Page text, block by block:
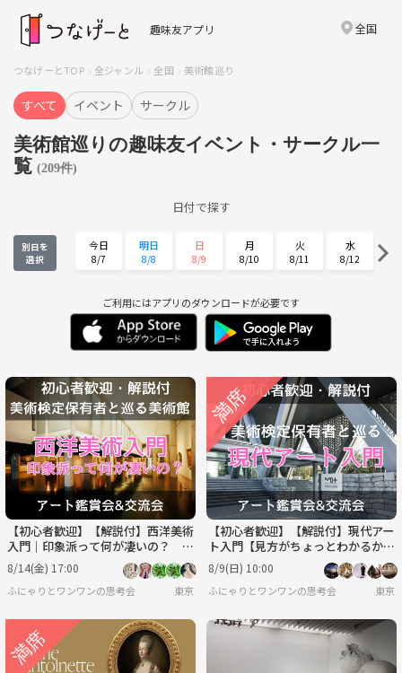
趣味友アプリ 全国
つなげーとTOP 全ジャンル 全国 美術館巡り
すべて イベント サークル
美術館巡りの趣味友イベント・サークル一
覧 (209件)
日付で探す
別日を
選択
今日
8/7
明日
8/8
日
8/9
月
8/10
火
8/11
水
8/12
8/13 8/14 8/15 8/16 8/17
水
8/19
木
8/20
土
8/22
日
8/23
8/25 8/26 8/27 8/29 8/30
月
8/31
火
9/1 9/2
木
9/3
金
9/4 9/5
ご利用にはアプリのダウンロードが必要です
【初心者歓迎】【解説付】西洋美術
入門｜印象派って何が凄いの？ 見
方＆楽しみ方/ 美術検定保有者と巡
る＠国立西洋美術館
8/14(金) 17:00
ふにゃりとワンワンの思考会 東京
【初心者歓迎】【解説付】現代アー
ト入門【見方がちょっとわかるか
も？】/ 美術検定保有者と巡る＠東
京都現代美術館
8/9(日) 10:00
ふにゃりとワンワンの思考会 東京